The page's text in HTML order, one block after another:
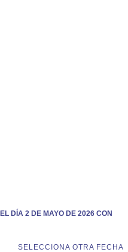
DÍA 2 DE MAYO DE 2026 CON
SELECCIONA OTRA FECHA